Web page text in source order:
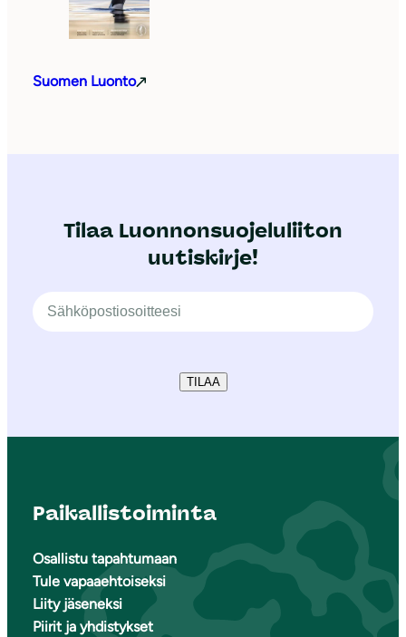
Suomen Luonto
Tilaa Luonnonsuojeluliiton
uutiskirje!
TILAA
Paikallistoiminta
Osallistu tapahtumaan
Tule vapaaehtoiseksi
Liity jäseneksi
Piirit ja yhdistykset